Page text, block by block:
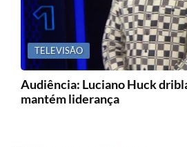
TELEVISÃO
Audiência: Luciano Huck
mantém liderança